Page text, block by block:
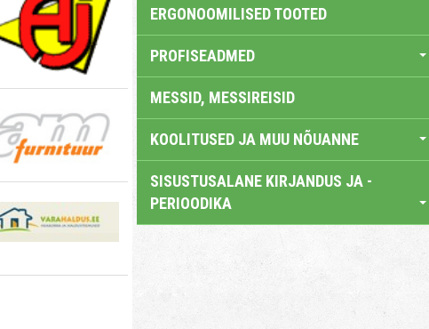
ERGONOOMILISED TOOTED
PROFISEADMED
MESSID, MESSIREISID
KOOLITUSED JA MUU NÕUANNE
SISUSTUSALANE KIRJANDUS JA -
PERIOODIKA